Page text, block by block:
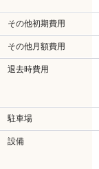
その他初期費用
その他月額費用
退去時費用
駐車場
設備